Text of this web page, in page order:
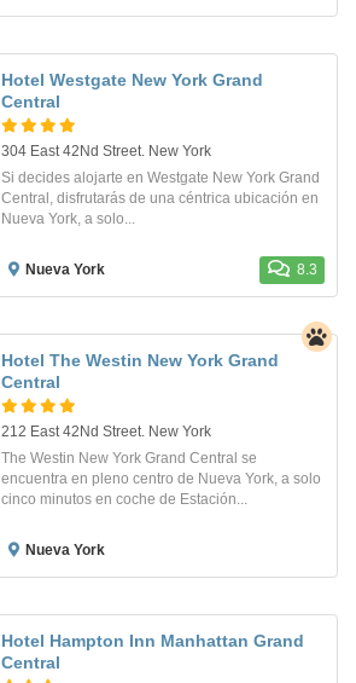
Hotel Westgate New York Grand
Central
304 East 42Nd Street. New York
Si decides alojarte en Westgate New York Grand
Central, disfrutarás de una céntrica ubicación en
Nueva York, a solo...
Nueva York 8.3
Hotel The Westin New York Grand
Central
212 East 42Nd Street. New York
The Westin New York Grand Central se
encuentra en pleno centro de Nueva York, a solo
cinco minutos en coche de Estación...
Nueva York
Hotel Hampton Inn Manhattan Grand
Central